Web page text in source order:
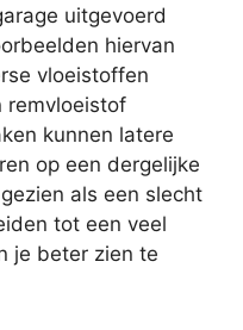
uitgevoerd
hiervan
vloeistoffen
remvloeistof
kunnen latere
op een dergelijke
als een slecht
tot een veel
je beter zien te